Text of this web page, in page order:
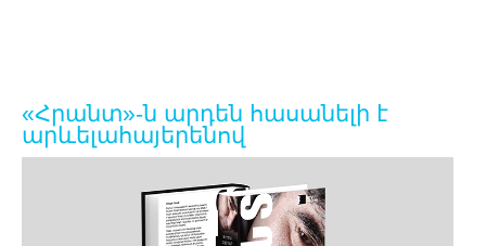
«Հրանտ»-ն արդեն հասանելի է
արևելահայերենով